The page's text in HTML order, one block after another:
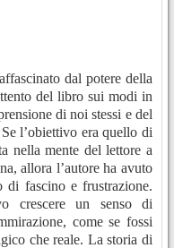
dal potere della
del libro sui modi in
di noi stessi e del
l’obiettivo era quello di
nella mente del lettore a
allora l’autore ha avuto
di fascino e frustrazione.
crescere un senso di
come se fossi
che reale. La storia di